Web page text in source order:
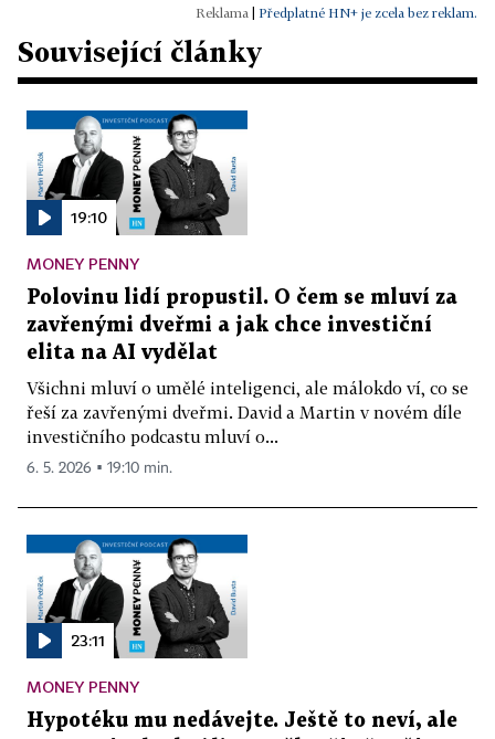
Předplatné HN+ je zcela bez reklam.
Související články
19:10
MONEY PENNY
Polovinu lidí propustil. O čem se mluví za
zavřenými dveřmi a jak chce investiční
elita na AI vydělat
Všichni mluví o umělé inteligenci, ale málokdo ví, co se
řeší za zavřenými dveřmi. David a Martin v novém díle
investičního podcastu mluví o...
6. 5. 2026 ▪ 19:10 min.
23:11
MONEY PENNY
Hypotéku mu nedávejte. Ještě to neví, ale